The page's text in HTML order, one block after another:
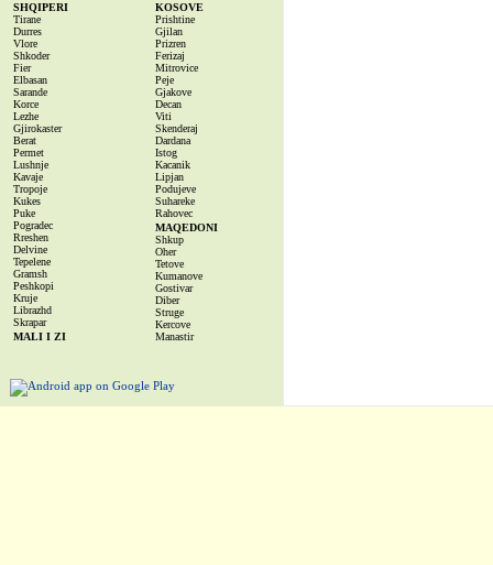
SHQIPERI
Tirane
Durres
Vlore
Shkoder
Fier
Elbasan
Sarande
Korce
Lezhe
Gjirokaster
Berat
Permet
Lushnje
Kavaje
Tropoje
Kukes
Puke
Pogradec
Rreshen
Delvine
Tepelene
Gramsh
Peshkopi
Kruje
Librazhd
Skrapar
MALI I ZI
KOSOVE
Prishtine
Gjilan
Prizren
Ferizaj
Mitrovice
Peje
Gjakove
Decan
Viti
Skenderaj
Dardana
Istog
Kacanik
Lipjan
Podujeve
Suhareke
Rahovec
MAQEDONI
Shkup
Oher
Tetove
Kumanove
Gostivar
Diber
Struge
Kercove
Manastir